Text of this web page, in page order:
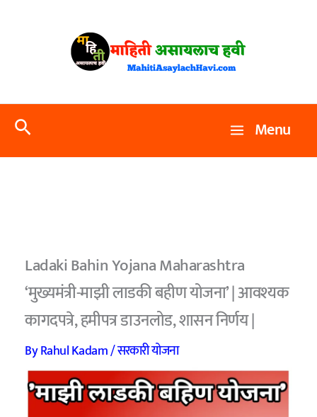
Search Menu
Ladaki Bahin Yojana Maharashtra
‘मुख्यमंत्री-माझी लाडकी बहीण योजना’ | आवश्यक
कागदपत्रे, हमीपत्र डाउनलोड, शासन निर्णय |
ByRahul Kadam/सरकारी योजना